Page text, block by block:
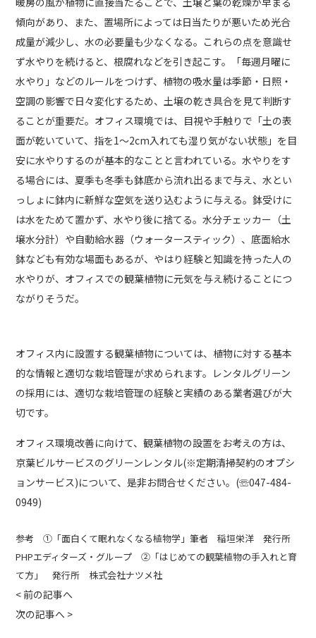
傾向があり、また、置場所によっては日当たりが悪いため光合
成量が減少し、水の必要量も少なくなる。これらの点を意識せ
ず水やりを続けると、根腐れなどを引き起こす。「毎週月曜に
水やり」などのルールをつけず、植物の吸水量は季節・日照・
空調の影響で日々変化するため、土壌の乾き具合を見て判断す
ることが重要だ。オフィス環境では、目視や手触りで「土の表
面が乾いていて、指を1〜2cm入れても湿り気がない状態」を目
安に水やりするのが基本的なことと言われている。水やりをす
る場合には、夏季も冬季も鉢底から流れ出るまで与え、水とい
っしょに鉢内に新鮮な空気を送り込むように与える。鉢受けに
は水をためて置かず、水やり後に捨てる。水分チェッカー（土
壌水分計）や自動給水器（ウォータースティック）、底面給水
鉢なども有効な場面もあるが、やはり経験と知識を持った人の
水やりが、オフィスでの観葉植物に元気を与え続けることにつ
ながりそうだ。
オフィス内に設置する観葉植物については、植物に対する基本
的な情報と適切な栽培管理が求められます。レンタルグリーン
の採用には、適切な栽培管理の経験と実績のある業者選びが大
切です。
オフィス環境改善に向けて、観葉植物の設置をお考えの方は、
京葉ビルサービスのグリーンレンタル(※定期清掃契約のオプシ
ョンサービス)について、是非お問合せください。(☏047-484-
0949)
参考 ①「面白くて眠れなくなる植物学」筆者 稲垣栄洋 発行所
PHPエディターズ・グループ ②「はじめての観葉植物の手入れと育
て方」 発行所 株式会社ナツメ社
< 前の記事へ
次の記事へ >